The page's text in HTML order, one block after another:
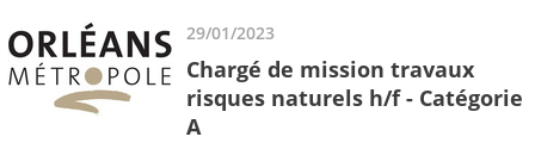
29/01/2023
Chargé de mission travaux
risques naturels h/f - Catégorie
A